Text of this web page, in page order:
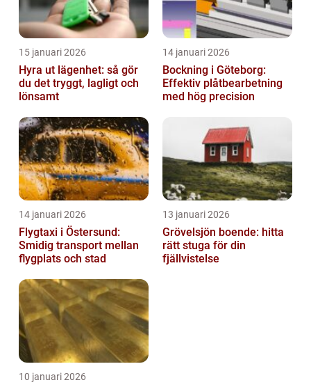
15 januari 2026
Hyra ut lägenhet: så gör
du det tryggt, lagligt och
lönsamt
14 januari 2026
Bockning i Göteborg:
Effektiv plåtbearbetning
med hög precision
14 januari 2026
Flygtaxi i Östersund:
Smidig transport mellan
flygplats och stad
13 januari 2026
Grövelsjön boende: hitta
rätt stuga för din
fjällvistelse
10 januari 2026